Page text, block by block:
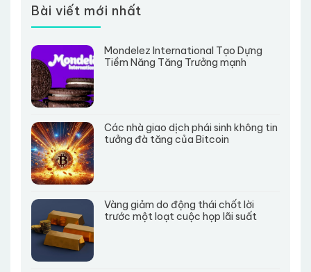
Bài viết mới nhất
Mondelez International Tạo Dựng
Tiềm Năng Tăng Trưởng mạnh
Các nhà giao dịch phái sinh không tin
tưởng đà tăng của Bitcoin
Vàng giảm do động thái chốt lời
trước một loạt cuộc họp lãi suất